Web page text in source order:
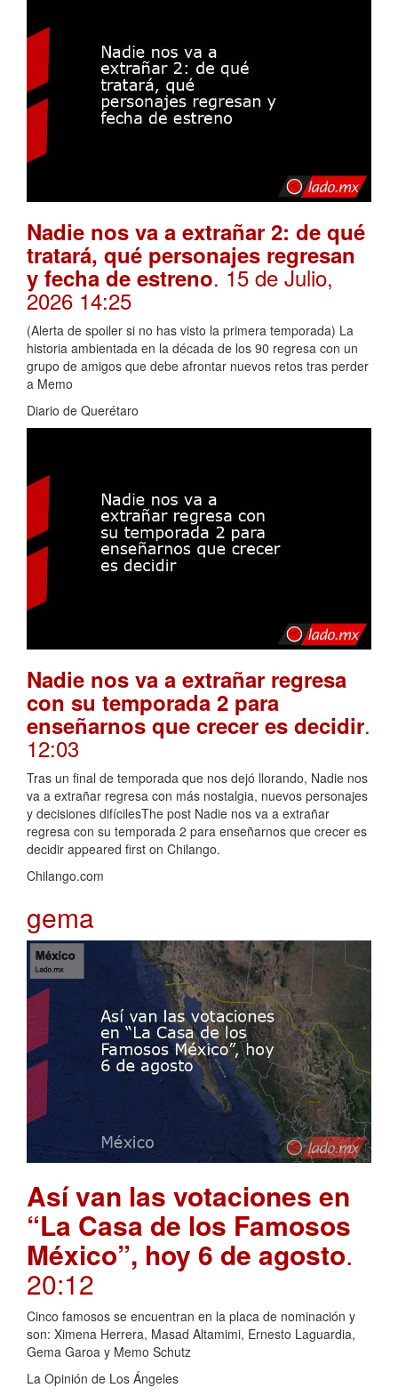
Nadie nos va a extrañar 2: de qué
tratará, qué personajes regresan
y fecha de estreno. 15 de Julio,
2026 14:25
(Alerta de spoiler si no has visto la primera temporada) La
historia ambientada en la década de los 90 regresa con un
grupo de amigos que debe afrontar nuevos retos tras perder
a Memo
Diario de Querétaro
Nadie nos va a extrañar regresa
con su temporada 2 para
enseñarnos que crecer es decidir.
12:03
Tras un final de temporada que nos dejó llorando, Nadie nos
va a extrañar regresa con más nostalgia, nuevos personajes
y decisiones difícilesThe post Nadie nos va a extrañar
regresa con su temporada 2 para enseñarnos que crecer es
decidir appeared first on Chilango.
Chilango.com
gema
Así van las votaciones en
“La Casa de los Famosos
México”, hoy 6 de agosto.
20:12
Cinco famosos se encuentran en la placa de nominación y
son: Ximena Herrera, Masad Altamimi, Ernesto Laguardia,
Gema Garoa y Memo Schutz
La Opinión de Los Ángeles